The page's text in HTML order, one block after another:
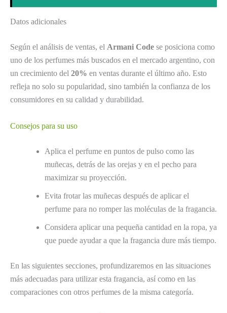
Datos adicionales
Según el análisis de ventas, el Armani Code se posiciona como
uno de los perfumes más buscados en el mercado argentino, con
un crecimiento del 20% en ventas durante el último año. Esto
refleja no solo su popularidad, sino también la confianza de los
consumidores en su calidad y durabilidad.
Consejos para su uso
Aplica el perfume en puntos de pulso como las
muñecas, detrás de las orejas y en el pecho para
maximizar su proyección.
Evita frotar las muñecas después de aplicar el
perfume para no romper las moléculas de la fragancia.
Considera aplicar una pequeña cantidad en la ropa, ya
que puede ayudar a que la fragancia dure más tiempo.
En las siguientes secciones, profundizaremos en las situaciones
más adecuadas para utilizar esta fragancia, así como en las
comparaciones con otros perfumes de la misma categoría.